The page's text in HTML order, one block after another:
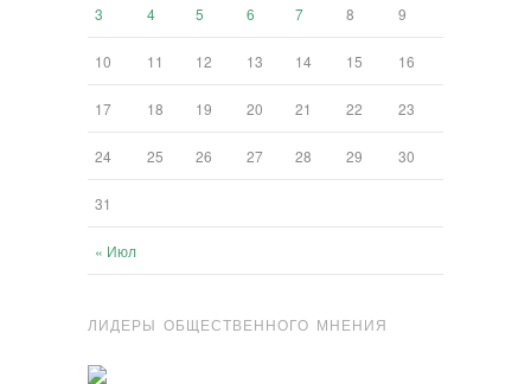
« Июл
3 4 5 6 7 8 9
10 11 12 13 14 15 16
17 18 19 20 21 22 23
24 25 26 27 28 29 30
31
ЛИДЕРЫ ОБЩЕСТВЕННОГО МНЕНИЯ